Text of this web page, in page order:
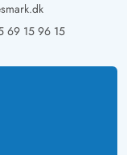
69 15 96 15